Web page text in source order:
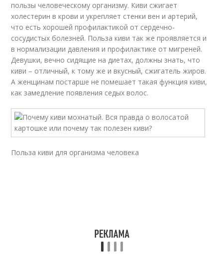
пользы человеческому организму. Киви сжигает
холестерин в крови и укрепляет стенки вен и артерий,
что есть хорошей профилактикой от сердечно-
сосудистых болезней. Польза киви так же проявляется и
в нормализации давления и профилактике от мигреней.
Девушки, вечно сидящие на диетах, должны знать, что
киви – отличный, к тому же и вкусный, сжигатель жиров.
А женщинам постарше не помешает такая функция киви,
как замедление появления седых волос.
Польза киви для организма человека